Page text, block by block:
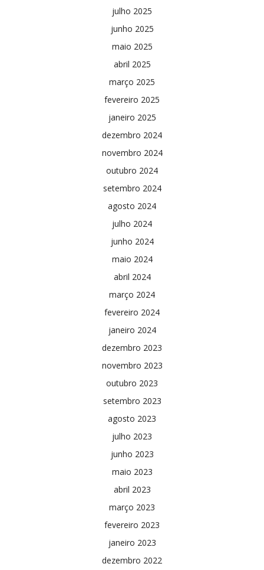
julho 2025
junho 2025
maio 2025
abril 2025
março 2025
fevereiro 2025
janeiro 2025
dezembro 2024
novembro 2024
outubro 2024
setembro 2024
agosto 2024
julho 2024
junho 2024
maio 2024
abril 2024
março 2024
fevereiro 2024
janeiro 2024
dezembro 2023
novembro 2023
outubro 2023
setembro 2023
agosto 2023
julho 2023
junho 2023
maio 2023
abril 2023
março 2023
fevereiro 2023
janeiro 2023
dezembro 2022